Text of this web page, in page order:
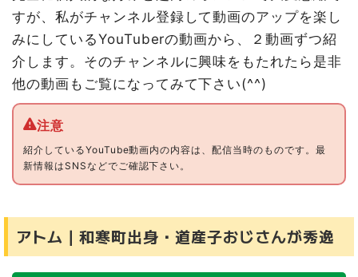
すが、私がチャンネル登録して動画のアップを楽し
みにしているYouTuberの動画から、２動画ずつ紹
介します。そのチャンネルに興味をもたれたら是非
他の動画もご覧になってみて下さい(^^)
紹介しているYouTube動画内の内容は、配信当時のものです。最
新情報はSNSなどでご確認下さい。
アトム｜和寒町出身・道産子おじさんが秀逸